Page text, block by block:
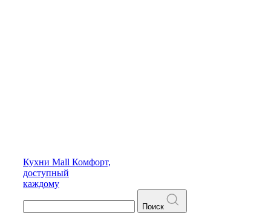
Кухни Mall Комфорт,
доступный
каждому
Поиск